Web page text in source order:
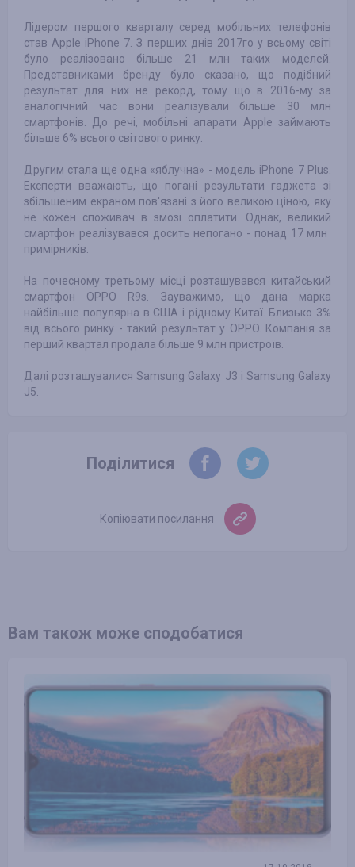
Лідером першого кварталу серед мобільних телефонів
став Apple iPhone 7. З перших днів 2017го у всьому світі
було реалізовано більше 21 млн таких моделей.
Представниками бренду було сказано, що подібний
результат для них не рекорд, тому що в 2016-му за
аналогічний час вони реалізували більше 30 млн
смартфонів. До речі, мобільні апарати Apple займають
більше 6% всього світового ринку.
Другим стала ще одна «яблучна» - модель iPhone 7 Plus.
Експерти вважають, що погані результати гаджета зі
збільшеним екраном пов'язані з його великою ціною, яку
не кожен споживач в змозі оплатити. Однак, великий
смартфон реалізувався досить непогано - понад 17 млн ​​
примірників.
На почесному третьому місці розташувався китайський
смартфон OPPO R9s. Зауважимо, що дана марка
найбільше популярна в США і рідному Китаї. Близько 3%
від всього ринку - такий результат у OPPO. Компанія за
перший квартал продала більше 9 млн пристроїв.
Далі розташувалися Samsung Galaxy J3 і Samsung Galaxy
J5.
Поділитися
Копіювати посилання
Вам також може сподобатися